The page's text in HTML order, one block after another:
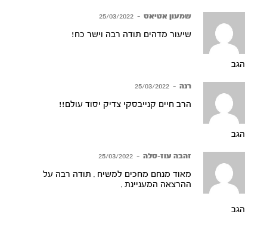
שמעון אטיאס –
25/03/2022
שיעור מדהים תודה רבה וישר כח!
הגב
רנה –
25/03/2022
הרב חיים קנייבסקי צדיק יסוד עולם!!
הגב
זהבה עוז-סלה –
25/03/2022
מאוד מנחם מחכים למשיח . תודה רבה על
ההרצאה המעניינת .
הגב